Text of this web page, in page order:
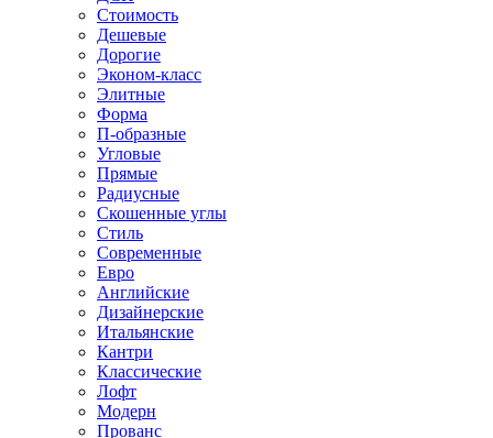
Стоимость
Дешевые
Дорогие
Эконом-класс
Элитные
Форма
П-образные
Угловые
Прямые
Радиусные
Скошенные углы
Стиль
Современные
Евро
Английские
Дизайнерские
Итальянские
Кантри
Классические
Лофт
Модерн
Прованс